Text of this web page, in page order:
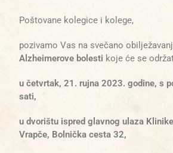
Poštovane kolegice i kolege,
pozivamo Vas na svečano
Alzheimerove bolesti koje će se
u četvrtak, 21. rujna 2023. godine, s
sati,
u dvorištu ispred glavnog ulaza
Vrapče, Bolnička cesta 32,